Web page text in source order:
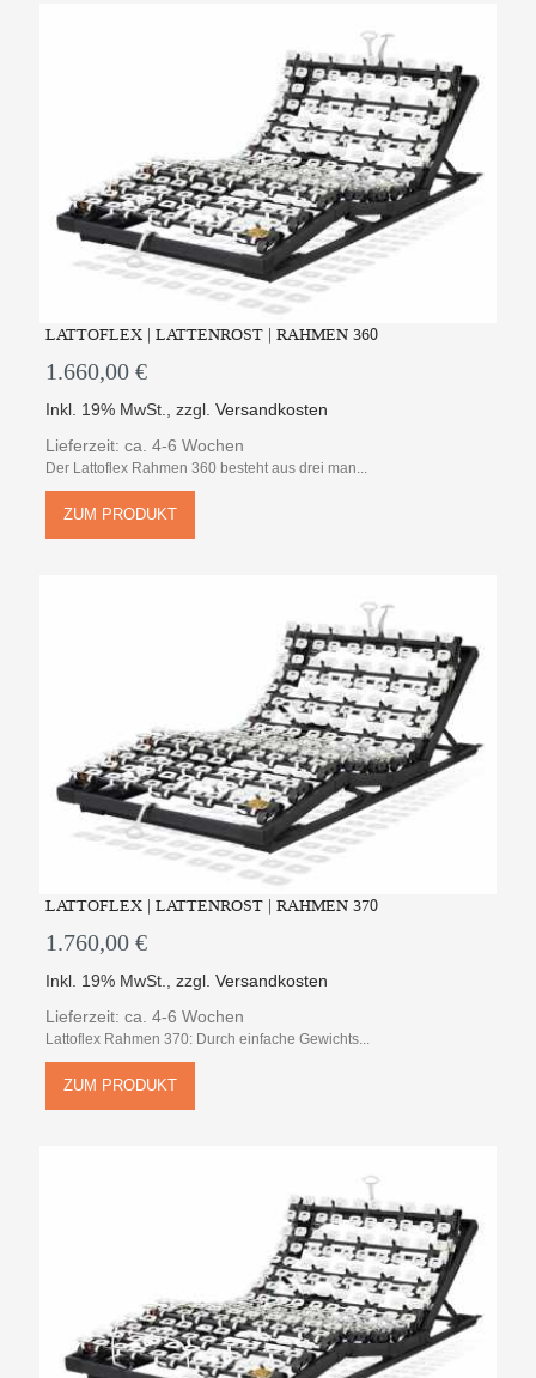
LATTOFLEX | LATTENROST | RAHMEN 360
1.660,00 €
Inkl. 19% MwSt. ,zzgl.Versandkosten
Lieferzeit: ca. 4-6 Wochen
Der Lattoflex Rahmen 360 besteht aus drei man...
ZUM PRODUKT
LATTOFLEX | LATTENROST | RAHMEN 370
1.760,00 €
Inkl. 19% MwSt. ,zzgl.Versandkosten
Lieferzeit: ca. 4-6 Wochen
Lattoflex Rahmen 370: Durch einfache Gewichts...
ZUM PRODUKT